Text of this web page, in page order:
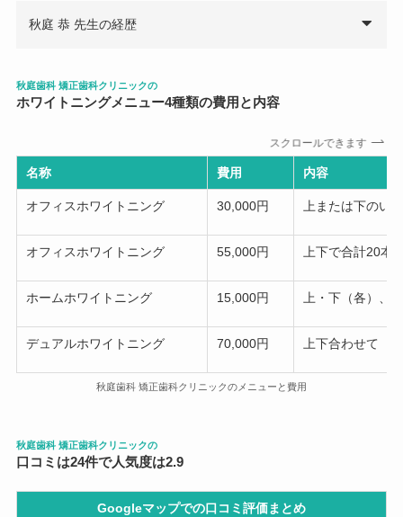
秋庭 恭 先生の経歴
秋庭歯科 矯正歯科クリニックの
ホワイトニングメニュー4種類の費用と内容
スクロールできます
名称 費用 内容
オフィスホワイトニング 30,000円 上または下のい
オフィスホワイトニング 55,000円 上下で合計20本
ホームホワイトニング 15,000円 上・下（各）、
デュアルホワイトニング 70,000円 上下合わせて
秋庭歯科 矯正歯科クリニックのメニューと費用
秋庭歯科 矯正歯科クリニックの
口コミは24件で人気度は2.9
Googleマップでの口コミ評価まとめ